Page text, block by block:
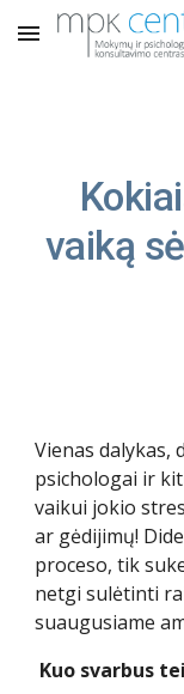
Skip to main
vaiką
Vienas dalykas,
psichologai ir
vaikui jokio
ar gėdijimų!
proceso, tik
netgi sulėtinti
suaugusiame
Kuo svarbus